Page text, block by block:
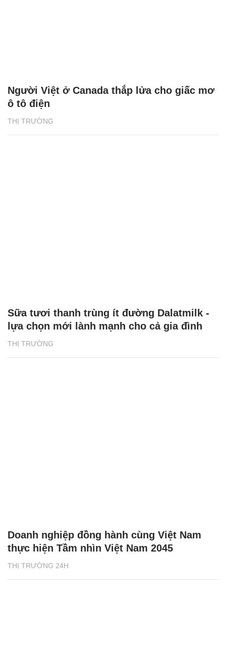
THỊ TRƯỜNG
Người Việt ở Canada thắp lửa cho giấc mơ
ô tô điện
THỊ TRƯỜNG
Sữa tươi thanh trùng ít đường Dalatmilk -
lựa chọn mới lành mạnh cho cả gia đình
THỊ TRƯỜNG 24H
Doanh nghiệp đồng hành cùng Việt Nam
thực hiện Tầm nhìn Việt Nam 2045